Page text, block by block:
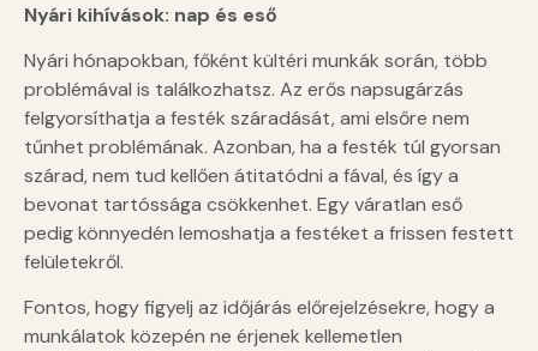
Nyári kihívások: nap és eső
Nyári hónapokban, főként kültéri munkák során, több
problémával is találkozhatsz. Az erős napsugárzás
felgyorsíthatja a festék száradását, ami elsőre nem
tűnhet problémának. Azonban, ha a festék túl gyorsan
szárad, nem tud kellően átitatódni a fával, és így a
bevonat tartóssága csökkenhet. Egy váratlan eső
pedig könnyedén lemoshatja a festéket a frissen festett
felületekről.
Fontos, hogy figyelj az időjárás előrejelzésekre, hogy a
munkálatok közepén ne érjenek kellemetlen